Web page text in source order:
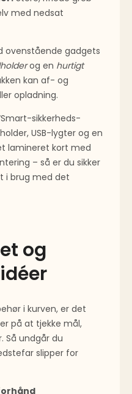
med nedsat
ovenstående gadgets
og en hurtigt
kan af- og
opladning.
sikkerheds-
USB-lygter og en
lamineret kort med
– så er du sikker
i brug med det
og
i kurven, er det
på at tjekke mål,
Så undgår du
slipper for